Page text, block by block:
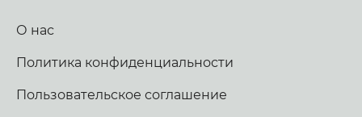
О нас
Политика конфиденциальности
Пользовательское соглашение